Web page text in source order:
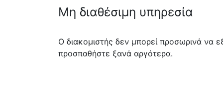
Μη διαθέσιμη υπηρεσία
Ο διακομιστής δεν μπορεί προσωρινά να
προσπαθήστε ξανά αργότερα.